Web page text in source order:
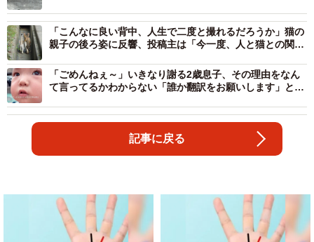
「こんなに良い背中、人生で二度と撮れるだろうか」猫の
親子の後ろ姿に反響、投稿主は「今一度、人と猫との関わ
「ごめんねぇ～」いきなり謝る2歳息子、その理由をなん
て言ってるかわからない「誰か翻訳をお願いします」とマ
記事に戻る